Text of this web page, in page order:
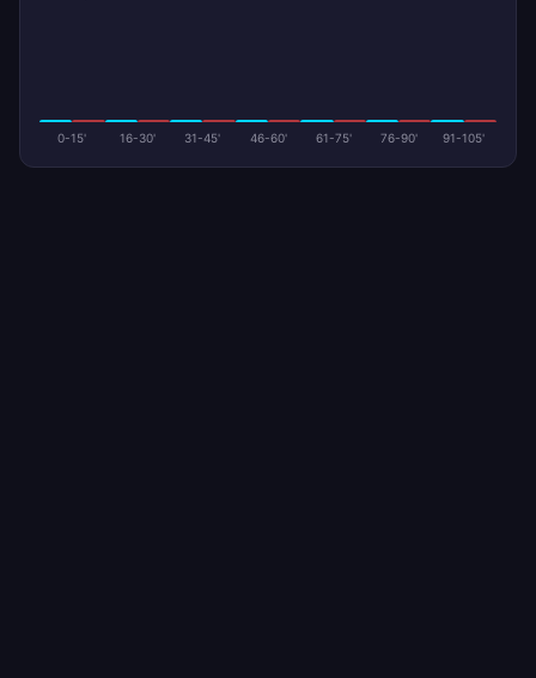
0-15' 16-30' 31-45' 46-60' 61-75' 76-90' 91-105'